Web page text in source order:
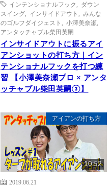
インテンショナルフック
ダウン
スイング
インサイドアウト
みんな
のゴルフダイジェスト
小澤美奈瀬
アンタッチャブル柴田英嗣
インサイドアウトに振るアイ
アンショットの打ち方｜イン
テンショナルフックを打つ練
習 【小澤美奈瀬プロ × アンタ
ッチャブル柴田英嗣③】
アイアンの打ち方
10:52
2019.06.21